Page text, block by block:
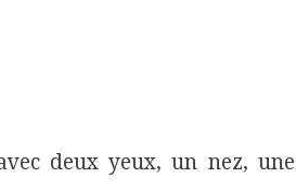
deux yeux, un nez, une